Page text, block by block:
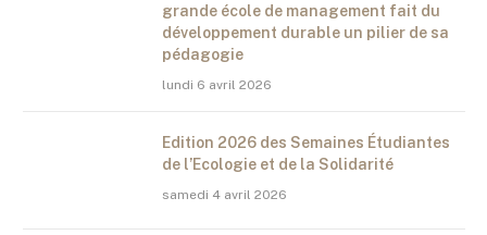
grande école de management fait du
développement durable un pilier de sa
pédagogie
lundi 6 avril 2026
Edition 2026 des Semaines Étudiantes
de l’Ecologie et de la Solidarité
samedi 4 avril 2026